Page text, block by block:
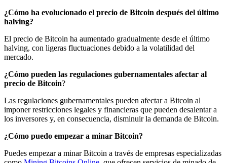
¿Cómo ha evolucionado el precio de Bitcoin después del último
halving?
El precio de Bitcoin ha aumentado gradualmente desde el último
halving, con ligeras fluctuaciones debido a la volatilidad del
mercado.
¿Cómo pueden las regulaciones gubernamentales afectar al
precio de Bitcoin?
Las regulaciones gubernamentales pueden afectar a Bitcoin al
imponer restricciones legales y financieras que pueden desalentar a
los inversores y, en consecuencia, disminuir la demanda de Bitcoin.
¿Cómo puedo empezar a minar Bitcoin?
Puedes empezar a minar Bitcoin a través de empresas especializadas